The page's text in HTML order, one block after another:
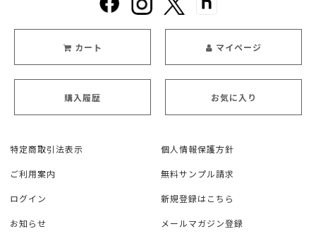
カート マイページ
購入履歴 お気に入り
特定商取引法表示 個人情報保護方針
ご利用案内 無料サンプル請求
ログイン 新規登録はこちら
お知らせ メールマガジン登録